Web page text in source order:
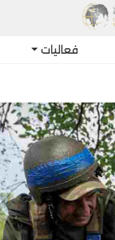
فعاليات
أحدث